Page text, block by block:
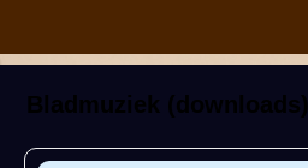
Bladmuziek (downloads)